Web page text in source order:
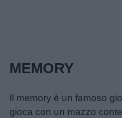
MEMORY
Il memory è un famoso
gioca con un mazzo